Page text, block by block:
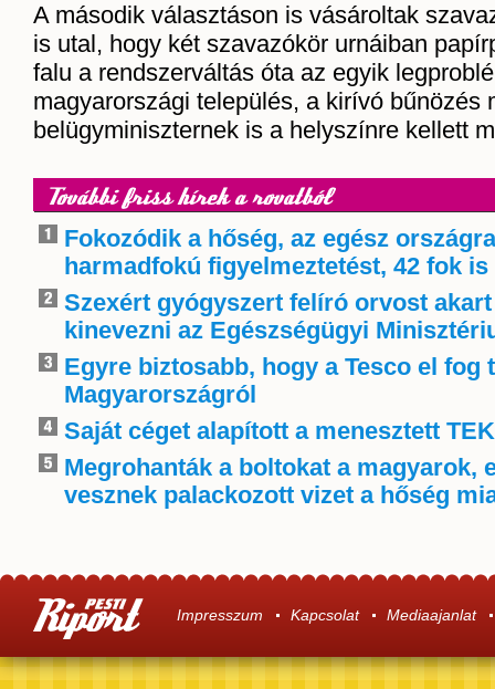
A második választáson is vásároltak
is utal, hogy két szavazókör urnáiban
falu a rendszerváltás óta az egyik
magyarországi település, a kirívó bűnözés
belügyminiszternek is a helyszínre kellett
További friss hírek a rovatból
Fokozódik a hőség, az egész
harmadfokú figyelmeztetést, 42 fok is
Szexért gyógyszert felíró orvost
kinevezni az Egészségügyi
Egyre biztosabb, hogy a Tesco el fog
Magyarországról
Saját céget alapított a menesztett
Megrohanták a boltokat a magyarok,
vesznek palackozott vizet a hőség
Impresszum Kapcsolat Mediaajanlat